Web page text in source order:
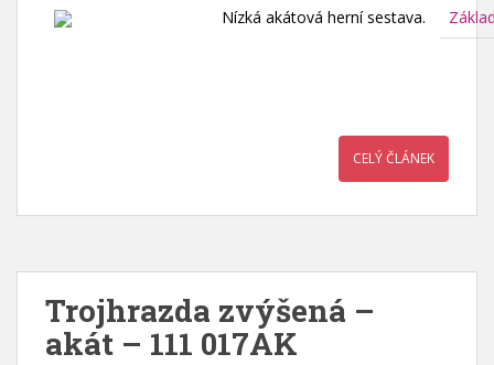
Nízká akátová herní sestava.
CELÝ ČLÁNEK
Trojhrazda zvýšená –
akát – 111 017AK